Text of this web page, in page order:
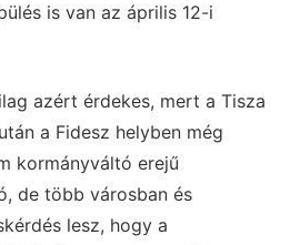
is van az április 12-i
azért érdekes, mert a Tisza
a Fidesz helyben még
kormányváltó erejű
de több városban és
lesz, hogy a